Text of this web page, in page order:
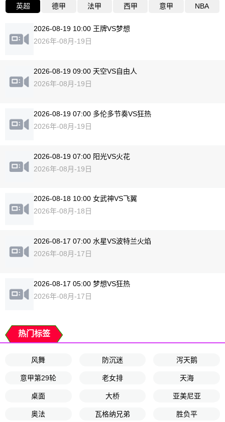
英超 德甲 法甲 西甲 意甲 NBA
2026-08-19 10:00 王牌VS梦想
2026年-08月-19日
2026-08-19 09:00 天空VS自由人
2026年-08月-19日
2026-08-19 07:00 多伦多节奏VS狂热
2026年-08月-19日
2026-08-19 07:00 阳光VS火花
2026年-08月-19日
2026-08-18 10:00 女武神VS飞翼
2026年-08月-18日
2026-08-17 07:00 水星VS波特兰火焰
2026年-08月-17日
2026-08-17 05:00 梦想VS狂热
2026年-08月-17日
热门标签
风舞 防沉迷 泻天鹅
意甲第29轮 老女排 天海
桌面 大桥 亚美尼亚
奥法 瓦格纳兄弟 胜负平